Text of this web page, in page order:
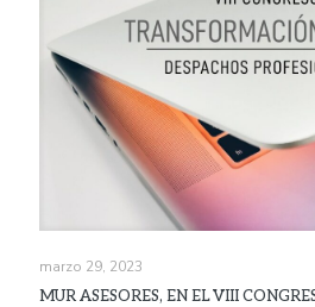
marzo 29, 2023
MUR ASESORES, EN EL VIII